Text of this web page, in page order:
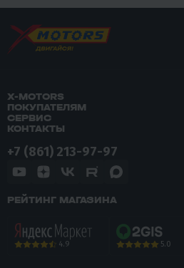
X-MOTORS
ПОКУПАТЕЛЯМ
СЕРВИС
КОНТАКТЫ
+7 (861) 213-97-97
РЕЙТИНГ МАГАЗИНА
4.9 5.0